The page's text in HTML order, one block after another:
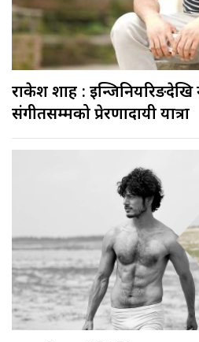
राकेश शाह : इन्जिनियरिङदेखि
संगीतसम्मको प्रेरणादायी यात्रा